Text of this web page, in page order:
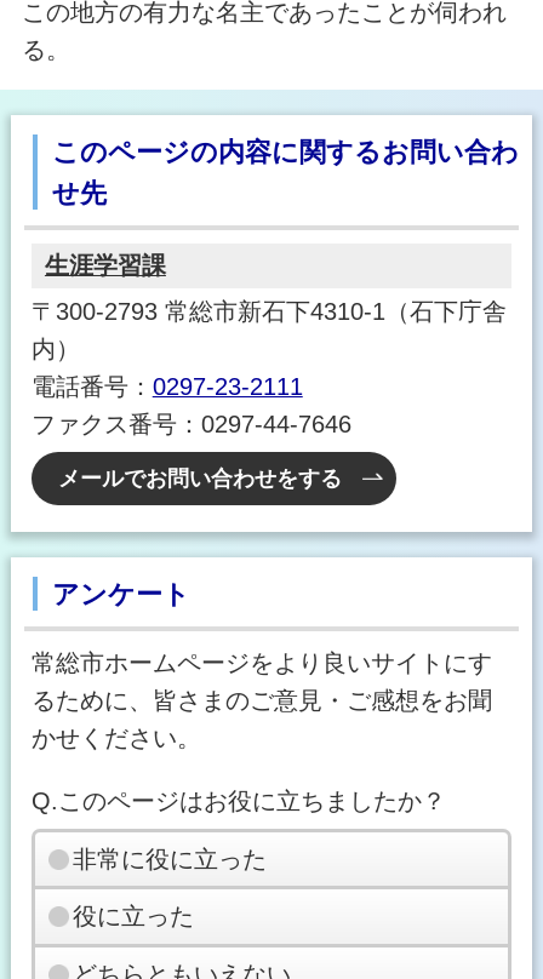
この地方の有力な名主であったことが伺われ
る。
このページの内容に関するお問い合わ
せ先
生涯学習課
〒300-2793 常総市新石下4310-1（石下庁舎
内）
電話番号： 0297-23-2111
ファクス番号：0297-44-7646
メールでお問い合わせをする
アンケート
常総市ホームページをより良いサイトにす
るために、皆さまのご意見・ご感想をお聞
かせください。
Q.このページはお役に立ちましたか？
非常に役に立った
役に立った